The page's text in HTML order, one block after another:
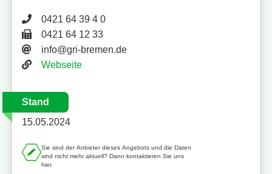
Telefonnummer 0421 64 39 4 0
0421 64 39 4 0
Faxnummer 0421 64 12 33
0421 64 12 33
E-Mail-Adresse
info@gri-bremen.de
Website
Webseite
Stand
15.05.2024
Sie sind der Anbieter dieses Angebots und die Daten
sind nicht mehr aktuell? Dann kontaktieren Sie uns
hier.